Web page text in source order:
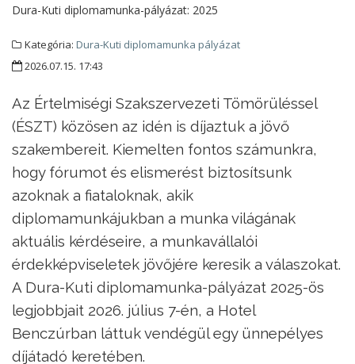
Dura-Kuti diplomamunka-pályázat: 2025
Kategória: Dura-Kuti diplomamunka pályázat
2026.07.15. 17:43
Az Értelmiségi Szakszervezeti Tömörüléssel
(ÉSZT) közösen az idén is díjaztuk a jövő
szakembereit. Kiemelten fontos számunkra,
hogy fórumot és elismerést biztosítsunk
azoknak a fiataloknak, akik
diplomamunkájukban a munka világának
aktuális kérdéseire, a munkavállalói
érdekképviseletek jövőjére keresik a válaszokat.
A Dura-Kuti diplomamunka-pályázat 2025-ös
legjobbjait 2026. július 7-én, a Hotel
Benczúrban láttuk vendégül egy ünnepélyes
díjátadó keretében.